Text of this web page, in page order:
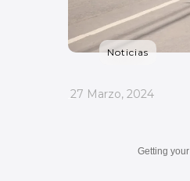
Noticias
_
27 Marzo, 2024
Getting your